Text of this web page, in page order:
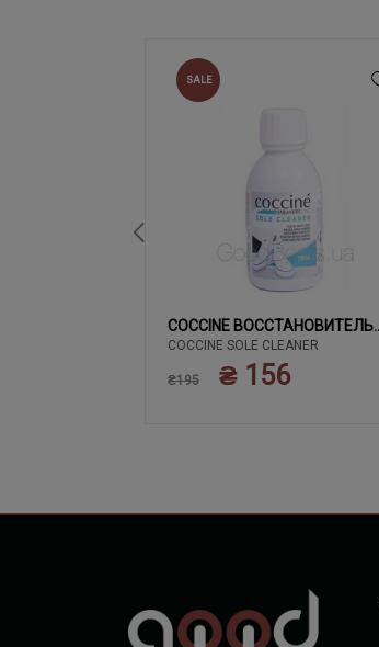
SALE
COCCINE ВОССТАНОВИТЕЛЬ
БЕЛОГО
COCCINE SOLE CLEANER
₴195 ₴ 156